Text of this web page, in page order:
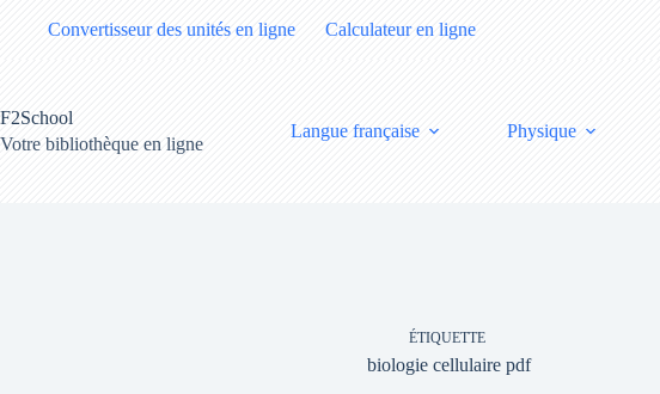
Convertisseur des unités en ligne Calculateur en ligne
F2School
Votre bibliothèque en ligne
Langue française Physique
ÉTIQUETTE
biologie cellulaire pdf